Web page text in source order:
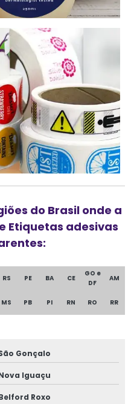
do Brasil onde a
Etiquetas adesivas
RS PE BA CE
GO e
DF
AM
MS PB PI RN RO RR
Gonçalo
Iguaçu
Roxo